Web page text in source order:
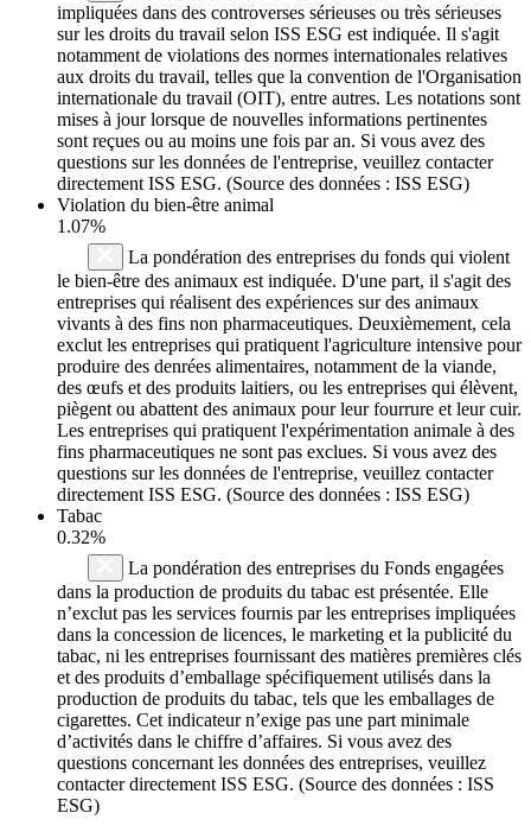
impliquées dans des controverses sérieuses ou très sérieuses
sur les droits du travail selon ISS ESG est indiquée. Il s'agit
notamment de violations des normes internationales relatives
aux droits du travail, telles que la convention de l'Organisation
internationale du travail (OIT), entre autres. Les notations sont
mises à jour lorsque de nouvelles informations pertinentes
sont reçues ou au moins une fois par an. Si vous avez des
questions sur les données de l'entreprise, veuillez contacter
directement ISS ESG. (Source des données : ISS ESG)
Violation du bien-être animal
1.07%
La pondération des entreprises du fonds qui violent
le bien-être des animaux est indiquée. D'une part, il s'agit des
entreprises qui réalisent des expériences sur des animaux
vivants à des fins non pharmaceutiques. Deuxièmement, cela
exclut les entreprises qui pratiquent l'agriculture intensive pour
produire des denrées alimentaires, notamment de la viande,
des œufs et des produits laitiers, ou les entreprises qui élèvent,
piègent ou abattent des animaux pour leur fourrure et leur cuir.
Les entreprises qui pratiquent l'expérimentation animale à des
fins pharmaceutiques ne sont pas exclues. Si vous avez des
questions sur les données de l'entreprise, veuillez contacter
directement ISS ESG. (Source des données : ISS ESG)
Tabac
0.32%
La pondération des entreprises du Fonds engagées
dans la production de produits du tabac est présentée. Elle
n’exclut pas les services fournis par les entreprises impliquées
dans la concession de licences, le marketing et la publicité du
tabac, ni les entreprises fournissant des matières premières clés
et des produits d’emballage spécifiquement utilisés dans la
production de produits du tabac, tels que les emballages de
cigarettes. Cet indicateur n’exige pas une part minimale
d’activités dans le chiffre d’affaires. Si vous avez des
questions concernant les données des entreprises, veuillez
contacter directement ISS ESG. (Source des données : ISS
ESG)